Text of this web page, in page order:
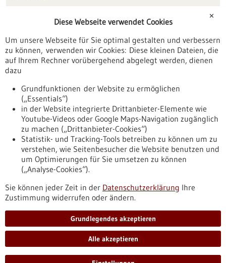
Veranstaltungen
Erscheinungsdatum
Nach oben
Informiert bleiben
Newsletter abonnieren
✕
Diese Webseite verwendet Cookies
Um unsere Webseite für Sie optimal gestalten und verbessern
zu können, verwenden wir Cookies: Diese kleinen Dateien, die
auf Ihrem Rechner vorübergehend abgelegt werden, dienen
dazu
Grundfunktionen der Website zu ermöglichen
(„Essentials“)
in der Website integrierte Drittanbieter-Elemente wie
Youtube-Videos oder Google Maps-Navigation zugänglich
zu machen („Drittanbieter-Cookies“)
Statistik- und Tracking-Tools betreiben zu können um zu
verstehen, wie Seitenbesucher die Website benutzen und
um Optimierungen für Sie umsetzen zu können
(„Analyse-Cookies“).
Sie können jeder Zeit in der Datenschutzerklärung Ihre
Zustimmung widerrufen oder ändern.
Grundlegendes akzeptieren
Alle akzeptieren